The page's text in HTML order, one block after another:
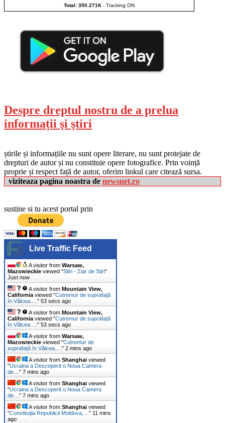
Total: 350.271K - Tracking ON
Despre dreptul nostru de a prelua
informații şi ştiri
știrile și informațiile nu sunt opere literare, nu sunt protejate de
drepturi de autor și nu constituie opere fotografice. Prin voință
proprie și respect față de autor, oferim linkul care citează sursa.
viziteaza pagina noastra de newsnet.ro
sustine si tu acest portal prin
Live Traffic Feed
A visitor from Warsaw,
Mazowieckie viewed "Stiri - Ziar de Stiri"
Just now
A visitor from Mountain View,
Californiaviewed "Cutremur de suprafață
în Vâlcea.…" 55 secs ago
A visitor from Mountain View,
Californiaviewed "Cutremur de suprafață
în Vâlcea.…" 55 secs ago
A visitor from Warsaw,
Mazowieckie viewed "Cutremur de
suprafață în Vâlcea.…" 2 mins ago
A visitor from Shanghai viewed
"Ucraina a Descoperit o Noua Camera
de…" 7 mins ago
A visitor from Shanghai viewed
"Ucraina a Descoperit o Noua Camera
de…" 7 mins ago
A visitor from Shanghai viewed
"Constituţia Republicii Moldova,…" 11 mins
ago